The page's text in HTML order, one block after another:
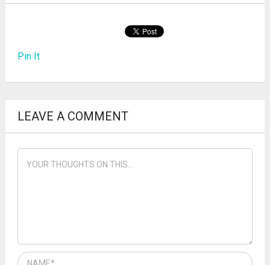
Pin It
LEAVE A COMMENT